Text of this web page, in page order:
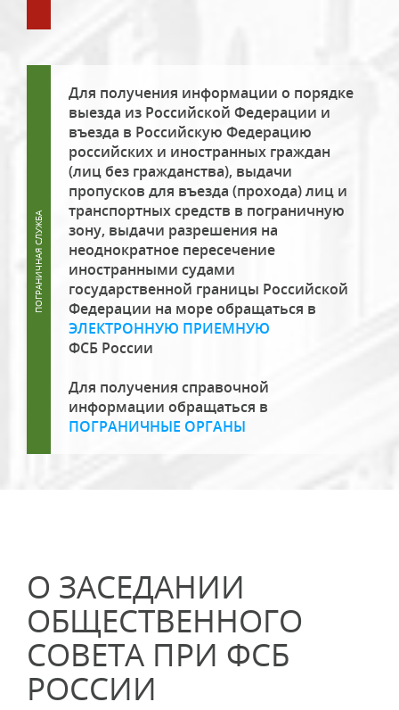
Для получения информации о порядке
выезда из Российской Федерации и
въезда в Российскую Федерацию
российских и иностранных граждан
(лиц без гражданства), выдачи
пропусков для въезда (прохода) лиц и
транспортных средств в пограничную
зону, выдачи разрешения на
неоднократное пересечение
иностранными судами
государственной границы Российской
Федерации на море обращаться в
ЭЛЕКТРОННУЮ ПРИЕМНУЮ
ФСБ России
Для получения справочной
информации обращаться в
ПОГРАНИЧНЫЕ ОРГАНЫ
О ЗАСЕДАНИИ
ОБЩЕСТВЕННОГО
СОВЕТА ПРИ ФСБ
РОССИИ